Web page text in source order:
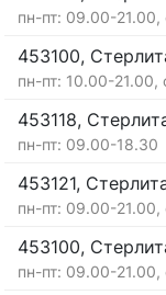
пн-пт: 09.00-
453100,
пн-пт: 10.00-
453118,
пн-пт: 09.00-18.30
453121,
пн-пт: 09.00-
453100,
пн-пт: 09.00-